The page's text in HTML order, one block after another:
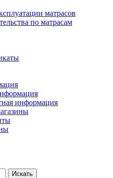
матрасов
по матрасам
информация
Искать